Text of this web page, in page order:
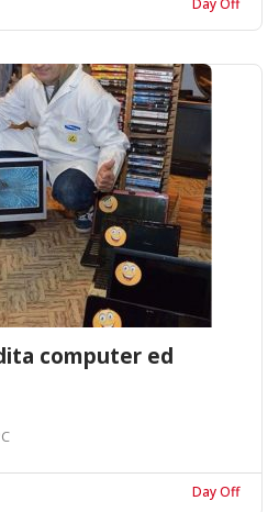
computer ed
Day Off